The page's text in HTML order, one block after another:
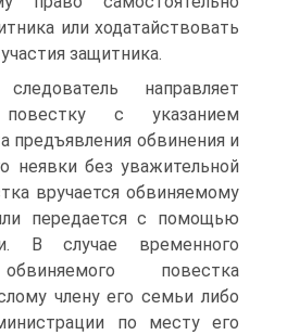
или ходатайствовать
защитника.
направляет
с указанием
предъявления обвинения и
неявки без уважительной
вручается обвиняемому
передается с помощью
В случае временного
повестка
члену его семьи либо
по месту его